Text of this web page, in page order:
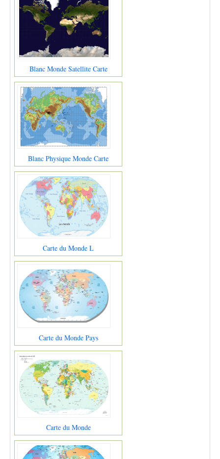
Blanc Monde Satellite Carte
Blanc Physique Monde Carte
Carte du Monde L
Carte du Monde Pays
Carte du Monde